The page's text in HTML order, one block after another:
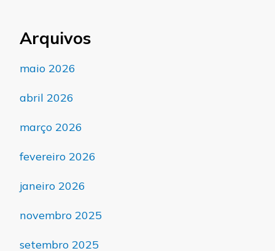
Arquivos
maio 2026
abril 2026
março 2026
fevereiro 2026
janeiro 2026
novembro 2025
setembro 2025